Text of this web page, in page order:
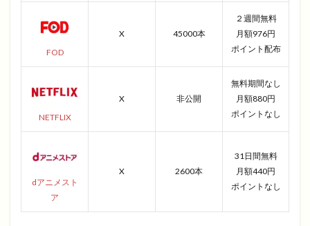
FOD
X 45000本
２週間無料
月額976円
ポイント配布
NETFLIX
X 非公開
無料期間なし
月額880円
ポイントなし
dアニメスト
ア
X 2600本
31日間無料
月額440円
ポイントなし